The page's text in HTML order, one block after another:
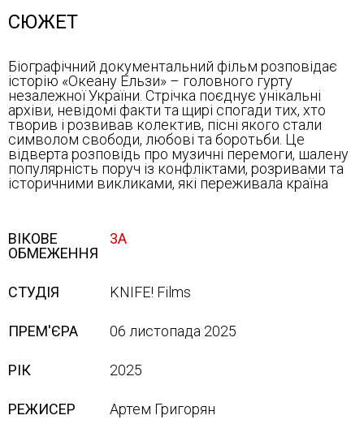
СЮЖЕТ
Біографічний документальний фільм розповідає
історію «Океану Ельзи» – головного гурту
незалежної України. Стрічка поєднує унікальні
архіви, невідомі факти та щирі спогади тих, хто
творив і розвивав колектив, пісні якого стали
символом свободи, любові та боротьби. Це
відверта розповідь про музичні перемоги, шалену
популярність поруч із конфліктами, розривами та
історичними викликами, які переживала країна
ВІКОВЕ
ОБМЕЖЕННЯ
3А
СТУДІЯ KNIFE! Films
ПРЕМ'ЄРА 06 листопада 2025
РІК 2025
РЕЖИСЕР Артем Григорян